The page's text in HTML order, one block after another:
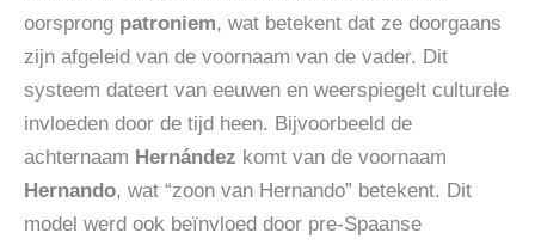
oorsprong patroniem, wat betekent dat ze doorgaans
zijn afgeleid van de voornaam van de vader. Dit
systeem dateert van eeuwen en weerspiegelt culturele
invloeden door de tijd heen. Bijvoorbeeld de
achternaam Hernández komt van de voornaam
Hernando, wat “zoon van Hernando” betekent. Dit
model werd ook beïnvloed door pre-Spaanse